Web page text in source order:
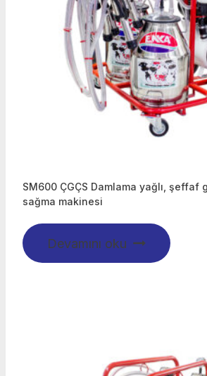
SM600 ÇGÇS Damlama yağlı, şeffaf
sağma makinesi
Devamını oku